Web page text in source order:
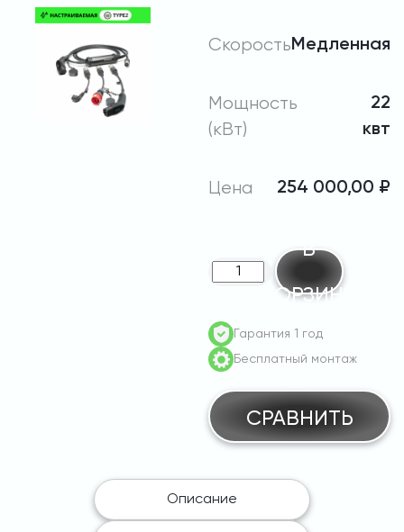
СкоростьМедленная
Мощность
(кВт)
22
квт
Цена 254 000,00 ₽
Количество
MERCEDES
BOOSTER
22
В
КОРЗИНУ
Гарантия 1 год
Бесплатный монтаж
СРАВНИТЬ
Описание